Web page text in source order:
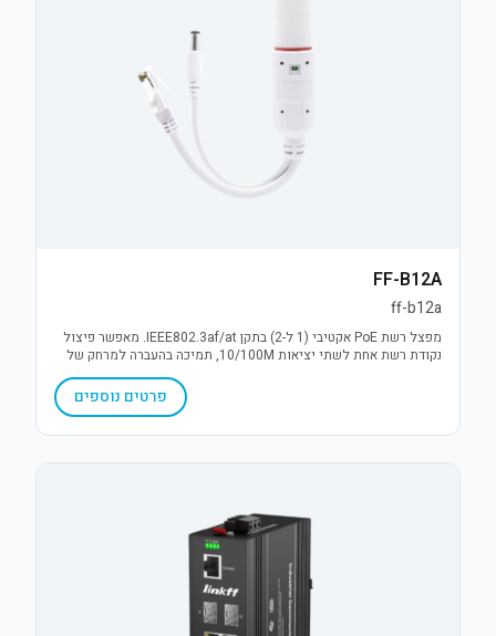
FF-B12A
ff-b12a
מפצל רשת PoE אקטיבי (1 ל-2) בתקן IEEE802.3af/at. מאפשר פיצול
נקודת רשת אחת לשתי יציאות 10/100M, תמיכה בהעברה למרחק של
פרטים נוספים